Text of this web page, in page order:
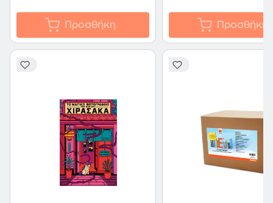
Προσθήκη Προσθήκη